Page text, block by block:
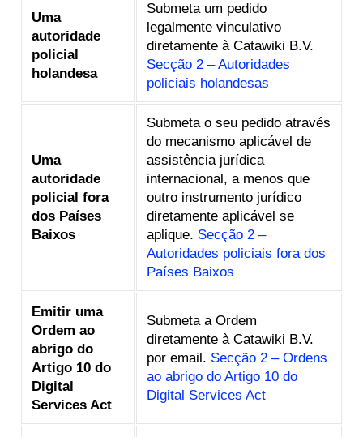
Uma
autoridade
policial
holandesa
Submeta um pedido
legalmente vinculativo
diretamente à Catawiki B.V.
Secção 2 – Autoridades
policiais holandesas
Uma
autoridade
policial fora
dos Países
Baixos
Submeta o seu pedido através
do mecanismo aplicável de
assistência jurídica
internacional, a menos que
outro instrumento jurídico
diretamente aplicável se
aplique. Secção 2 –
Autoridades policiais fora dos
Países Baixos
Emitir uma
Ordem ao
abrigo do
Artigo 10 do
Digital
Services Act
Submeta a Ordem
diretamente à Catawiki B.V.
por email. Secção 2 – Ordens
ao abrigo do Artigo 10 do
Digital Services Act